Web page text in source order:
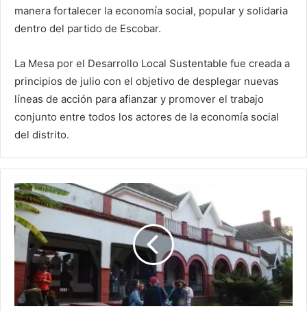
manera fortalecer la economía social, popular y solidaria
dentro del partido de Escobar.
La Mesa por el Desarrollo Local Sustentable fue creada a
principios de julio con el objetivo de desplegar nuevas
líneas de acción para afianzar y promover el trabajo
conjunto entre todos los actores de la economía social
del distrito.